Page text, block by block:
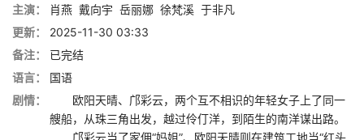
主演：
肖燕 戴向宇 岳丽娜 徐梵溪 于非凡
更新：
2025-11-30 03:33
备注：
已完结
语言：
国语
剧情：
欧阳天晴、邝彩云，两个互不相识的年轻女子上了同一
艘船，从珠三角出发，越过伶仃洋，到陌生的南洋谋出路。
邝彩云当了家佣“妈姐”、欧阳天晴则在建筑工地当“红头